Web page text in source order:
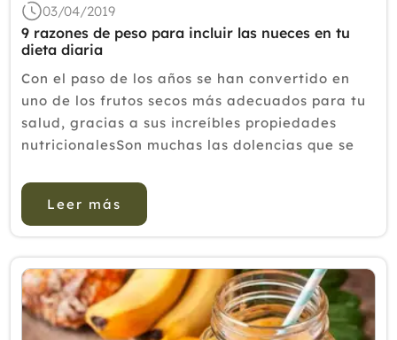
03/04/2019
9 razones de peso para incluir las nueces en tu
dieta diaria
Con el paso de los años se han convertido en
uno de los frutos secos más adecuados para tu
salud, gracias a sus increíbles propiedades
nutricionalesSon muchas las dolencias que se
alimentación, una poderosa herramienta que
aporta a nuestro organismo l...
Leer más